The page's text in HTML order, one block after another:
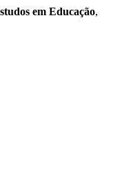
em Educação,